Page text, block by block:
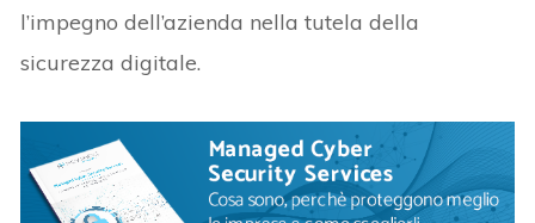
l’impegno dell’azienda nella tutela della
sicurezza digitale.